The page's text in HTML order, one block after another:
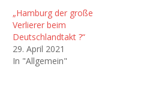
„Hamburg der große
Verlierer beim
Deutschlandtakt ?“
29. April 2021
In "Allgemein"